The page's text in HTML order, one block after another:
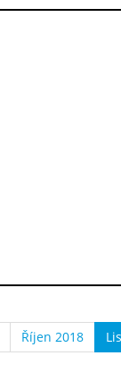
Říjen 2018